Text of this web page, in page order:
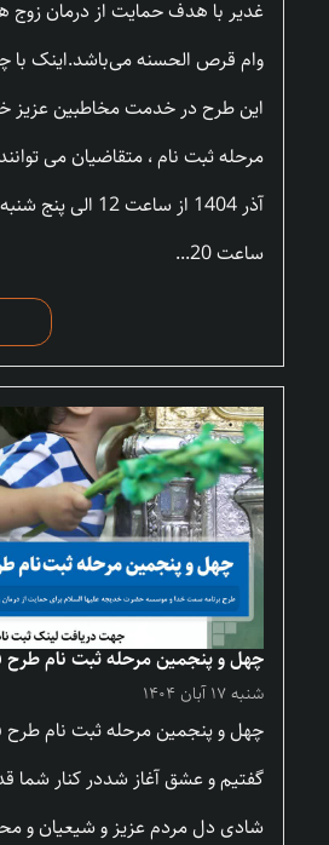
غدیر با هدف حمایت از درمان زوج
وام قرص الحسنه می‌باشد.اینک با
این طرح در خدمت مخاطبین عزیز
آذر 1404 از ساعت 12
ساعت 20...
چهل و پنجمین مرحله ثبت نام طرح
شنبه ۱۷ آبان ۱۴۰۴
چهل و پنجمین مرحله ثبت نام طرح
گفتیم و عشق آغاز شددر کنار شما
شادی دل مردم عزیز و شیعیان و